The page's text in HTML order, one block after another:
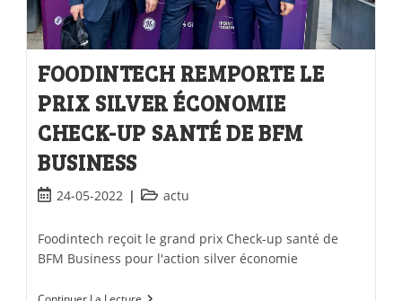
FOODINTECH REMPORTE LE
PRIX SILVER ÉCONOMIE
CHECK-UP SANTÉ DE BFM
BUSINESS
24-05-2022 actu
Foodintech reçoit le grand prix Check-up santé de
BFM Business pour l'action silver économie